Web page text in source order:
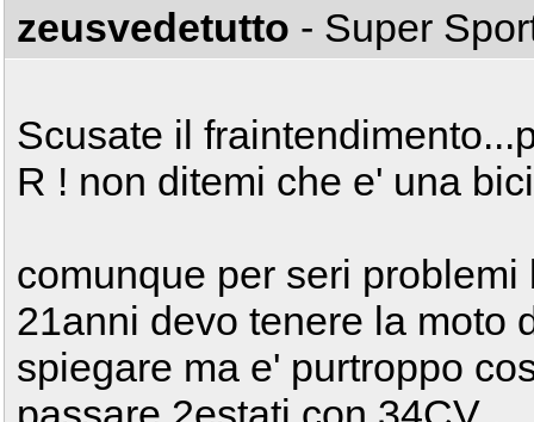
zeusvedetutto - Super
Scusate il
R ! non ditemi che e' una
comunque per seri
21anni devo tenere la moto
spiegare ma e' purtroppo